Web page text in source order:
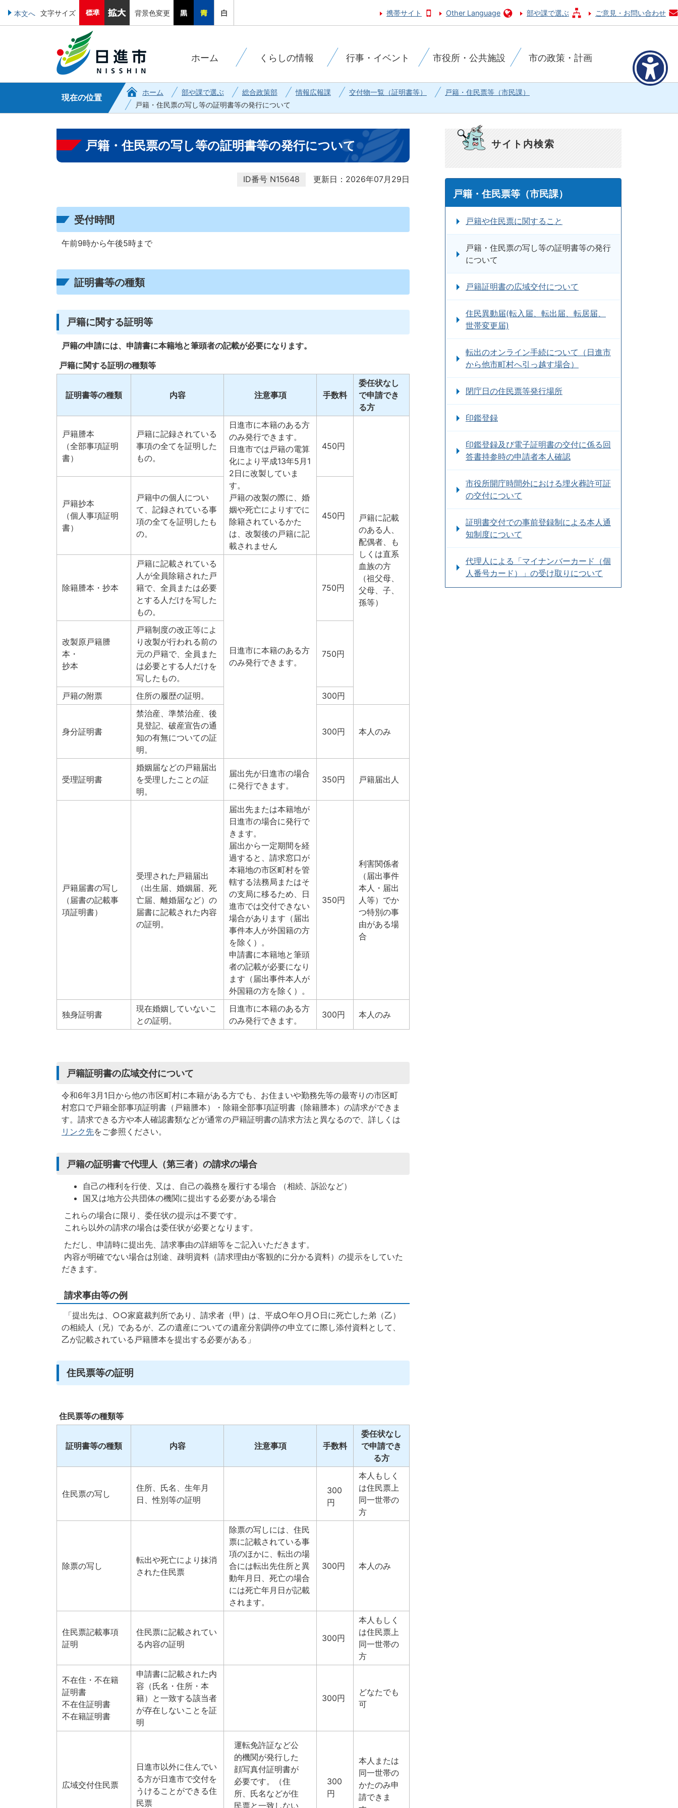
本文へ 文字サイズ 背景色変更 携帯サイト Other Language 部や課で選ぶ ご意見・お問い合わせ
ホーム くらしの情報 行事・イベント 市役所・公共施設 市の政策・計画
現在の位置
ホーム 部や課で選ぶ 総合政策部 情報広報課 交付物一覧（証明書等）
戸籍・住民票等（市民課）
戸籍・住民票の写し等の証明書等の発行について
戸籍・住民票の写し等の証明書等の発行について
ID番号 N15648 更新日：2026年07月29日
受付時間
午前9時から午後5時まで
証明書等の種類
戸籍に関する証明等
戸籍の申請には、申請書に本籍地と筆頭者の記載が必要になります。
戸籍に関する証明の種類等
証明書等の種類 内容 注意事項 手数料
委任状なし
で申請でき
る方
戸籍謄本
（全部事項証明
書）
戸籍に記録されている
事項の全てを証明した
もの。
日進市に本籍のある方
のみ発行できます。
日進市では戸籍の電算
化により平成13年5月1
2日に改製していま
す。
戸籍の改製の際に、婚
姻や死亡によりすでに
除籍されているかた
は、改製後の戸籍に記
載されません
450円
戸籍に記載
のある人、
配偶者、も
しくは直系
血族の方
（祖父母、
父母、子、
孫等）
戸籍抄本
（個人事項証明
書）
戸籍中の個人につい
て、記録されている事
項の全てを証明したも
の。
450円
除籍謄本・抄本
戸籍に記載されている
人が全員除籍された戸
籍で、全員または必要
とする人だけを写した
もの。
日進市に本籍のある方
のみ発行できます。
750円
改製原戸籍謄
本・
抄本
戸籍制度の改正等によ
り改製が行われる前の
元の戸籍で、全員また
は必要とする人だけを
写したもの。
750円
戸籍の附票 住所の履歴の証明。 300円
身分証明書
禁治産、準禁治産、後
見登記、破産宣告の通
知の有無についての証
明。
300円 本人のみ
受理証明書
婚姻届などの戸籍届出
を受理したことの証
明。
届出先が日進市の場合
に発行できます。
350円 戸籍届出人
戸籍届書の写し
（届書の記載事
項証明書）
受理された戸籍届出
（出生届、婚姻届、死
亡届、離婚届など）の
届書に記載された内容
の証明。
届出先または本籍地が
日進市の場合に発行で
きます。
届出から一定期間を経
過すると、請求窓口が
本籍地の市区町村を管
轄する法務局またはそ
の支局に移るため、日
進市では交付できない
場合があります（届出
事件本人が外国籍の方
を除く）。
申請書に本籍地と筆頭
者の記載が必要になり
ます（届出事件本人が
外国籍の方を除く）。
350円
利害関係者
（届出事件
本人・届出
人等）でか
つ特別の事
由がある場
合
独身証明書
現在婚姻していないこ
との証明。
日進市に本籍のある方
のみ発行できます。
300円 本人のみ
戸籍証明書の広域交付について
令和6年3月1日から他の市区町村に本籍がある方でも、お住まいや勤務先等の最寄りの市区町
村窓口で戸籍全部事項証明書（戸籍謄本）・除籍全部事項証明書（除籍謄本）の請求ができま
す。請求できる方や本人確認書類などが通常の戸籍証明書の請求方法と異なるので、詳しくは
リンク先をご参照ください。
戸籍の証明書で代理人（第三者）の請求の場合
自己の権利を行使、又は、自己の義務を履行する場合 （相続、訴訟など）
国又は地方公共団体の機関に提出する必要がある場合
これらの場合に限り、委任状の提示は不要です。
これら以外の請求の場合は委任状が必要となります。
ただし、申請時に提出先、請求事由の詳細等をご記入いただきます。
内容が明確でない場合は別途、疎明資料（請求理由が客観的に分かる資料）の提示をしていた
だきます。
請求事由等の例
「提出先は、○○家庭裁判所であり、請求者（甲）は、平成○年○月○日に死亡した弟（乙）
の相続人（兄）であるが、乙の遺産についての遺産分割調停の申立てに際し添付資料として、
乙が記載されている戸籍謄本を提出する必要がある」
住民票等の証明
住民票等の種類等
証明書等の種類 内容 注意事項 手数料
委任状なし
で申請でき
る方
住民票の写し
住所、氏名、生年月
日、性別等の証明
300
円
本人もしく
は住民票上
同一世帯の
方
除票の写し
転出や死亡により抹消
された住民票
除票の写しには、住民
票に記載されている事
項のほかに、転出の場
合には転出先住所と異
動年月日、死亡の場合
には死亡年月日が記載
されます。
300円 本人のみ
住民票記載事項
証明
住民票に記載されてい
る内容の証明
300円
本人もしく
は住民票上
同一世帯の
方
不在住・不在籍
証明書
不在住証明書
不在籍証明書
申請書に記載された内
容（氏名・住所・本
籍）と一致する該当者
が存在しないことを証
明
300円
どなたでも
可
広域交付住民票
日進市以外に住んでい
る方が日進市で交付を
うけることができる住
民票
運転免許証など公
的機関が発行した
顔写真付証明書が
必要です。（住
所、氏名などが住
民票と一致しない
300
円
本人または
同一世帯の
かたのみ申
請できま
サイト内検索
戸籍・住民票等（市民課）
戸籍や住民票に関すること
戸籍・住民票の写し等の証明書等の発行
について
戸籍証明書の広域交付について
住民異動届(転入届、転出届、転居届、
世帯変更届)
転出のオンライン手続について（日進市
から他市町村へ引っ越す場合）
閉庁日の住民票等発行場所
印鑑登録
印鑑登録及び電子証明書の交付に係る回
答書持参時の申請者本人確認
市役所開庁時間外における埋火葬許可証
の交付について
証明書交付での事前登録制による本人通
知制度について
代理人による「マイナンバーカード（個
⼈番号カード）」の受け取りについて